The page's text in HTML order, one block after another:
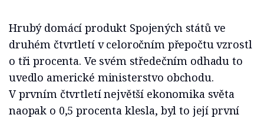
Hrubý domácí produkt Spojených států ve
druhém čtvrtletí v celoročním přepočtu vzrostl
o tři procenta. Ve svém středečním odhadu to
uvedlo americké ministerstvo obchodu.
V prvním čtvrtletí největší ekonomika světa
naopak o 0,5 procenta klesla, byl to její první